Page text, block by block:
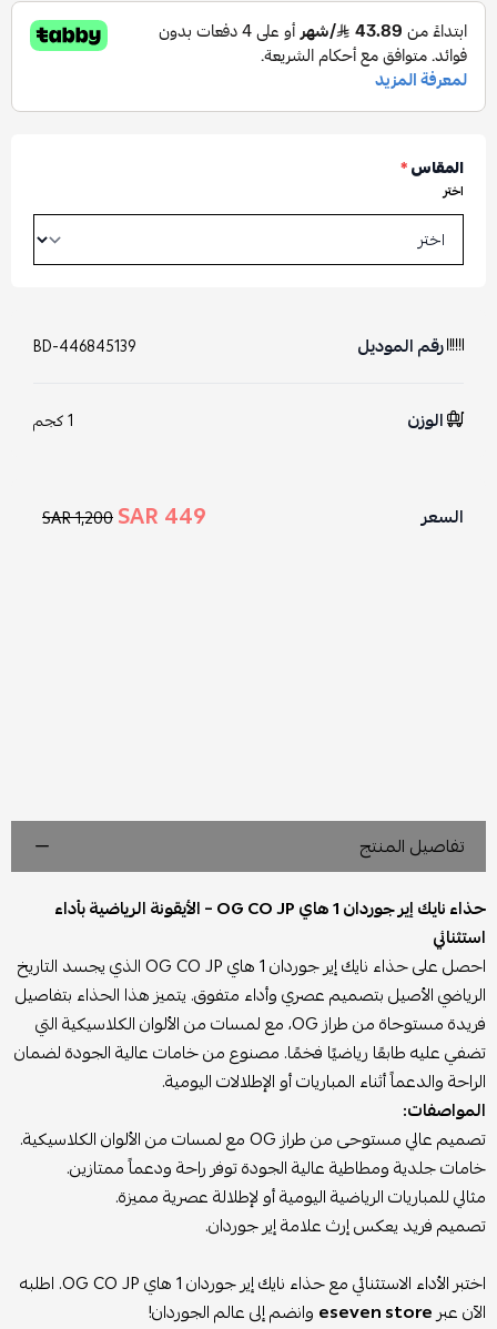
المقاس*
اختر
رقم الموديل BD-446845139
الوزن 1 كجم
السعر 449 SAR
1,200 SAR
تفاصيل المنتج
حذاء نايك إير جوردان 1 هاي OG CO JP – الأيقونة الرياضية بأداء
استثنائي
احصل على حذاء نايك إير جوردان 1 هاي OG CO JP الذي يجسد التاريخ
الرياضي الأصيل بتصميم عصري وأداء متفوق. يتميز هذا الحذاء بتفاصيل
فريدة مستوحاة من طراز OG، مع لمسات من الألوان الكلاسيكية التي
تضفي عليه طابعًا رياضيًا فخمًا. مصنوع من خامات عالية الجودة لضمان
الراحة والدعماً أثناء المباريات أو الإطلالات اليومية.
المواصفات:
تصميم عالي مستوحى من طراز OG مع لمسات من الألوان الكلاسيكية.
خامات جلدية ومطاطية عالية الجودة توفر راحة ودعماً ممتازين.
مثالي للمباريات الرياضية اليومية أو لإطلالة عصرية مميزة.
تصميم فريد يعكس إرث علامة إير جوردان.
اختبر الأداء الاستثنائي مع حذاء نايك إير جوردان 1 هاي OG CO JP. اطلبه
الآن عبرeseven store وانضم إلى عالم الجوردان!